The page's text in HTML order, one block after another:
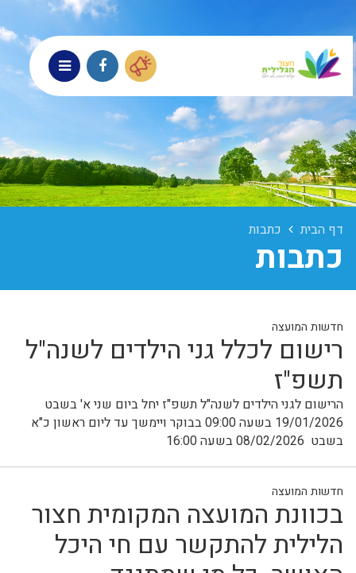
דף הבית כתבות
כתבות
חדשות המועצה
רישום לכלל גני הילדים לשנה"ל
תשפ"ז
הרישום לגני הילדים לשנה"ל תשפ"ז יחל ביום שני א' בשבט
19/01/2026 בשעה 09:00 בבוקר ויימשך עד ליום ראשון כ"א
בשבט 08/02/2026 בשעה 16:00
חדשות המועצה
בכוונת המועצה המקומית חצור
הלילית להתקשר עם חי היכל